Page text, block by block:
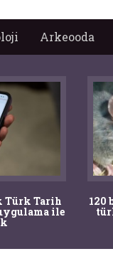
Arkeooda
Türk Tarih
ile
120